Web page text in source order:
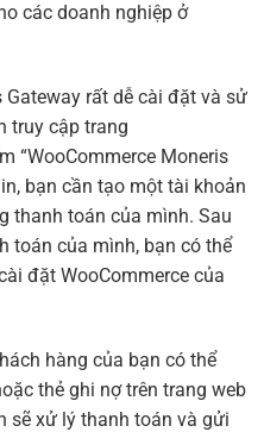
các doanh nghiệp ở
Gateway rất dễ cài đặt và sử
truy cập trang
“WooCommerce Moneris
bạn cần tạo một tài khoản
thanh toán của mình. Sau
toán của mình, bạn có thể
đặt WooCommerce của
hàng của bạn có thể
thẻ ghi nợ trên trang web
sẽ xử lý thanh toán và gửi